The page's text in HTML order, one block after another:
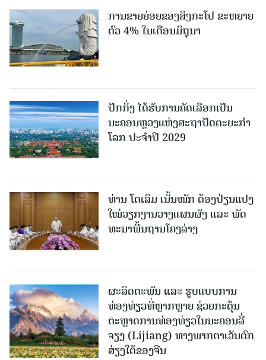
ການຂາຍຍ່ອຍຂອງສິງກະໂປ ຂະຫຍາຍ
ຕົວ 4% ໃນເດືອນມິຖຸນາ
ປັກກິ່ງ ໄດ້ຮັບການຄັດເລືອກເປັນ
ນະຄອນຫຼວງແຫ່ງສະຖາປັດຕະຍະກຳ
ໂລກ ປະຈຳປີ 2029
ທ່ານ ໂຕ​ເລິມ ເນັ້ນໜັກ ຕ້ອງ​ປ່ຽນ​ແປງ​
ໃໝ່​ວຽກ​ງານ​ວາງ​ແຜນ​ຜັງ ແລະ ​ພັດ​
ທະ​ນາ​ພື້ນ​ຖານ​ໂຄງ​ລ່າງ
ຜະລິດຕະພັນ ແລະ ຮູບແບບການ
ທ່ອງທ່ຽວທີ່ຫຼາກຫຼາຍ ຊ່ວຍກະຕຸ້ນ
ຕະຫຼາດການທ່ອງທ່ຽວໃນນະຄອນລີ່
ຈຽງ (Lijiang) ທາງພາກຕາເວັນຕົກ
ສ່ຽງໃຕ້ຂອງຈີນ